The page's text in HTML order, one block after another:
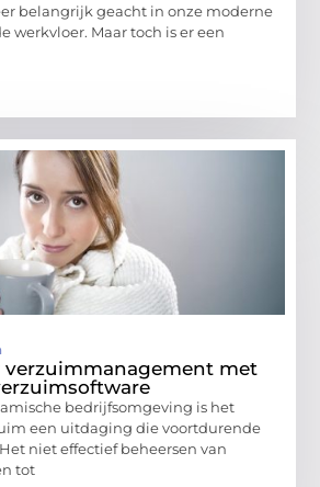
belangrijk geacht in onze moderne
werkvloer. Maar toch is er een
verzuimmanagement met
bedrijfsomgeving is het
een uitdaging die voortdurende
niet effectief beheersen van
tot